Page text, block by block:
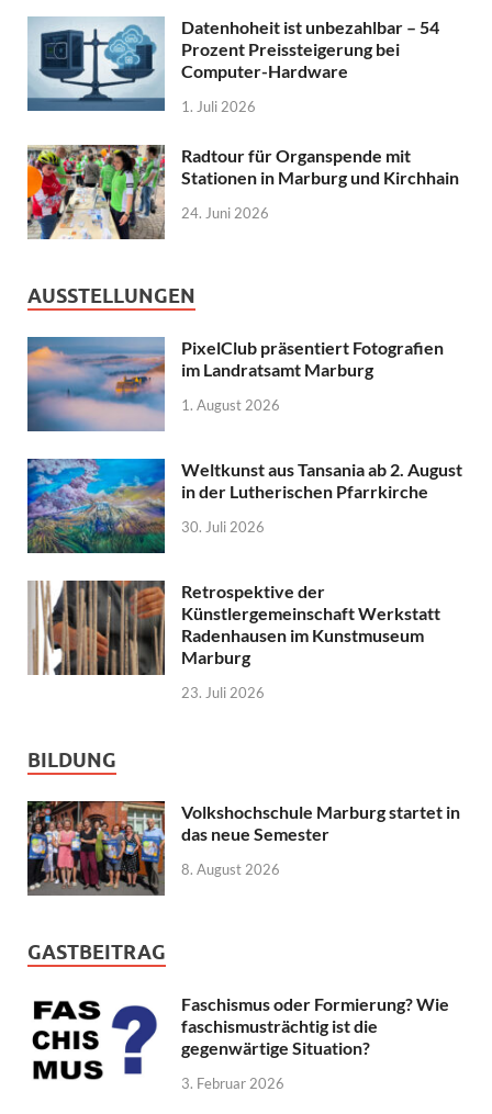
Datenhoheit ist unbezahlbar – 54
Prozent Preissteigerung bei
Computer-Hardware
1. Juli 2026
Radtour für Organspende mit
Stationen in Marburg und Kirchhain
24. Juni 2026
AUSSTELLUNGEN
PixelClub präsentiert Fotografien
im Landratsamt Marburg
1. August 2026
Weltkunst aus Tansania ab 2. August
in der Lutherischen Pfarrkirche
30. Juli 2026
Retrospektive der
Künstlergemeinschaft Werkstatt
Radenhausen im Kunstmuseum
Marburg
23. Juli 2026
BILDUNG
Volkshochschule Marburg startet in
das neue Semester
8. August 2026
GASTBEITRAG
Faschismus oder Formierung? Wie
faschismusträchtig ist die
gegenwärtige Situation?
3. Februar 2026